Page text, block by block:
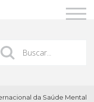
da Saúde Mental